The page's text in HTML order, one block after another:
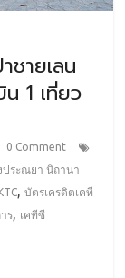
ชายเลน
1 เที่ยว
0 Comment
ประณยา นิถานา
,บัตรเครดิตเคที
ร, เคทีซี